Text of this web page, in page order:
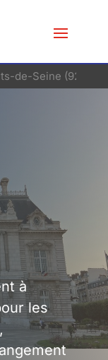
de-Seine (92)
à
les